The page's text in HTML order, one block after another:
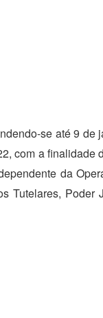
se até 9 de
com a finalidade
da
Tutelares, Poder